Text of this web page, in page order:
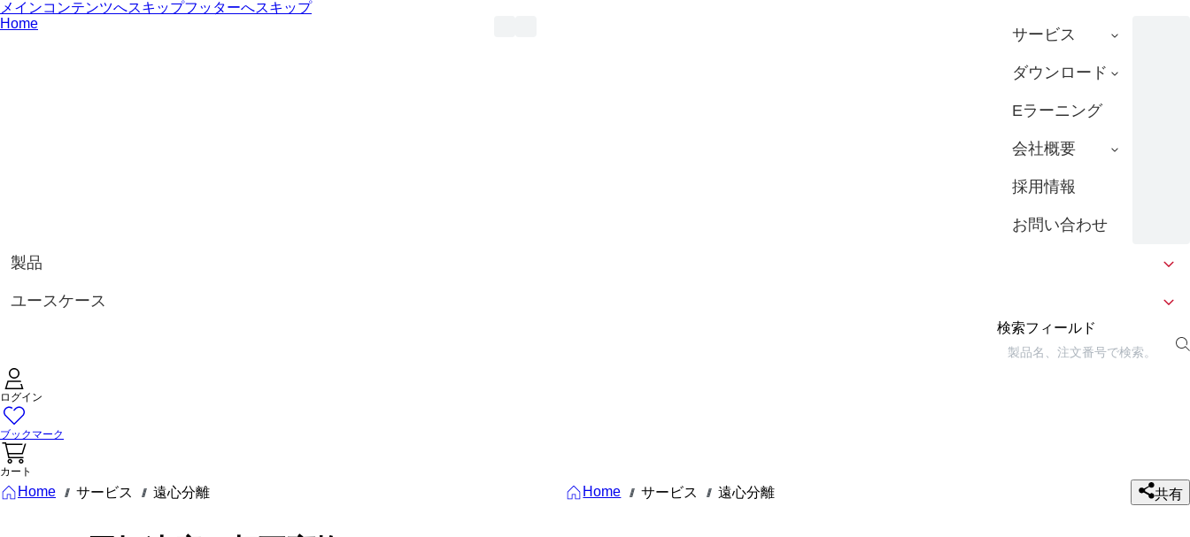
メインコンテンツへスキップフッターへスキップ
Home
サービス
ダウンロード
Eラーニング
会社概要
採用情報
お問い合わせ
製品
ユースケース
検索フィールド
ログイン
ブックマーク
カート
Home /// サービス /// 遠心分離 Home /// サービス /// 遠心分離 共有